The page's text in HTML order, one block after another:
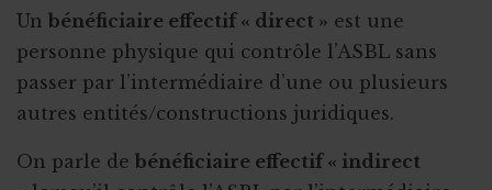
Un bénéficiaire effectif « direct » est une
personne physique qui contrôle l’ASBL sans
passer par l’intermédiaire d’une ou plusieurs
autres entités/constructions juridiques.
On parle de bénéficiaire effectif « indirect